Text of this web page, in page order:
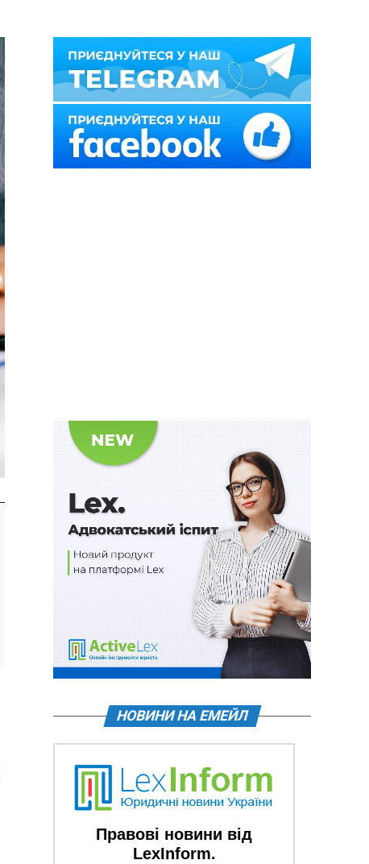
НОВИНИ НА ЕМЕЙЛ
Правові новини від
LexInform.